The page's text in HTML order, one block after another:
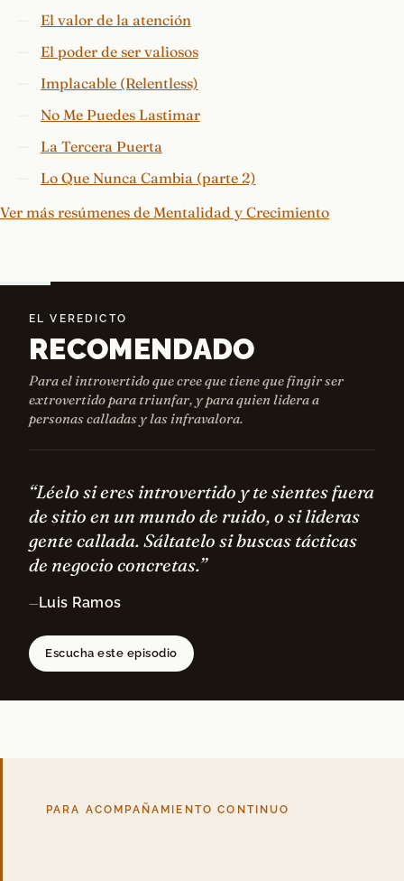
El valor de la atención
El poder de ser valiosos
Implacable (Relentless)
No Me Puedes Lastimar
La Tercera Puerta
Lo Que Nunca Cambia (parte 2)
Ver más resúmenes de Mentalidad y Crecimiento
EL VEREDICTO
RECOMENDADO
Para el introvertido que cree que tiene que fingir ser
extrovertido para triunfar, y para quien lidera a
personas calladas y las infravalora.
“Léelo si eres introvertido y te sientes fuera
de sitio en un mundo de ruido, o si lideras
gente callada. Sáltatelo si buscas tácticas
de negocio concretas.”
— Luis Ramos
Escucha este episodio
PARA ACOMPAÑAMIENTO CONTINUO